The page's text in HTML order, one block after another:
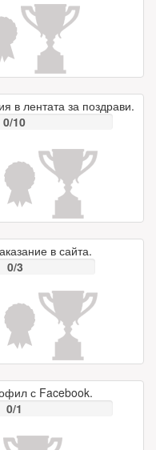
в лентата за поздрави.
0/10
в сайта.
0/3
с Facebook.
0/1